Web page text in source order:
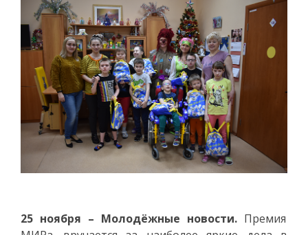
25 ноября – Молодёжные новости. Премия